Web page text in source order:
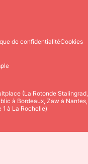
de confidentialitéCookies
(La Rotonde Stalingrad,
à Bordeaux, Zaw à Nantes,
à La Rochelle)